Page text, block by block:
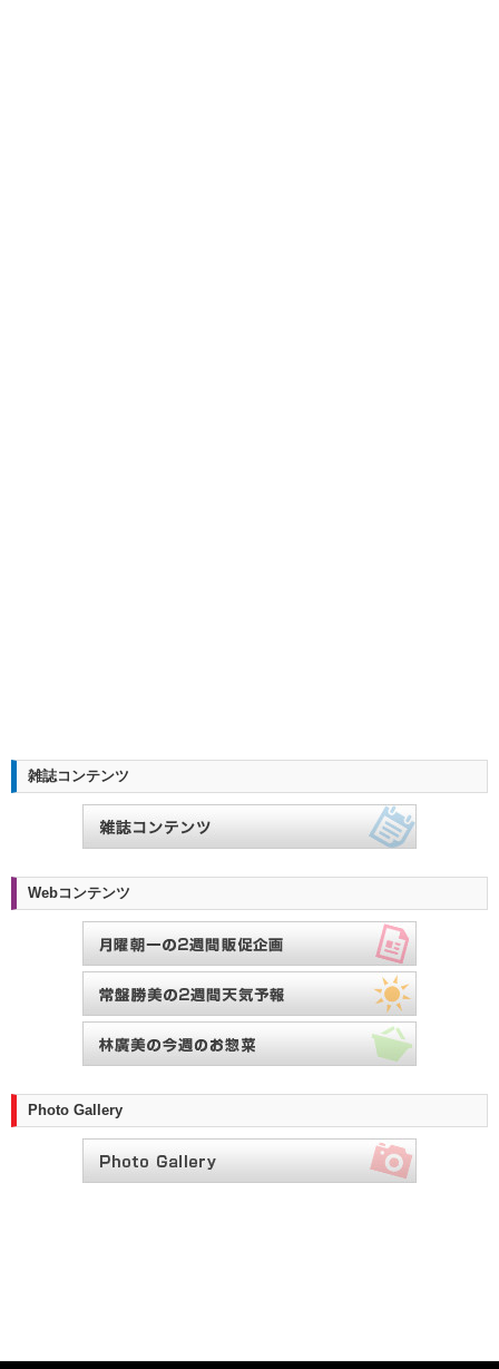
雑誌コンテンツ
Webコンテンツ
Photo Gallery